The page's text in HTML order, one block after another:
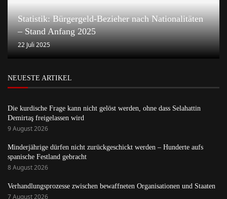
Statistik: Bürgergeld-Bezieher nach Nationalitäten
– Stand Anfang 2025
22 Juli 2025
NEUESTE ARTIKEL
Die kurdische Frage kann nicht gelöst werden, ohne dass Selahattin
Demirtaş freigelassen wird
9 August 2026
Minderjährige dürfen nicht zurückgeschickt werden – Hunderte aufs
spanische Festland gebracht
8 August 2026
Verhandlungsprozesse zwischen bewaffneten Organisationen und Staaten
7 August 2026